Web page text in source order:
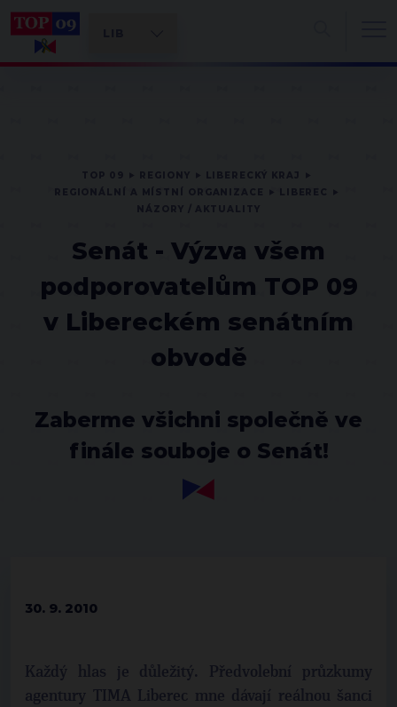
Senát - Výzva všem
podporovatelům TOP 09
v Libereckém senátním
obvodě
Zaberme všichni společně ve
finále souboje o Senát!
30. 9. 2010
Každý hlas je důležitý. Předvolební průzkumy
agentury TIMA Liberec mne dávají reálnou šanci